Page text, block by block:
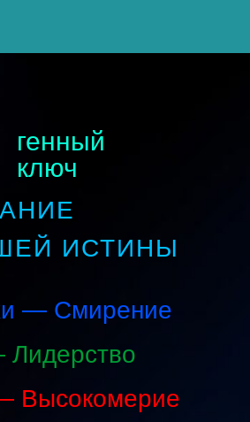
генный
ключ
ИСТИНЫ
— Смирение
Высокомерие